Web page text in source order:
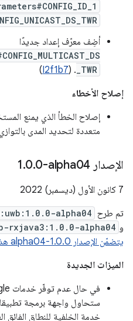
أضِف معرّف إعداد جديدًا
_TWR
. (
I2f1b7
)
إصلاح الأخطاء
إصلاح الخطأ الذي يمنع
متعددة لتحديد المدى بالتوازي
الإصدار ‎1 .0.0-alpha04
‫7 كانون الأول (ديسمبر) 2022
تم طرح alpha04
و rxjava3:1.0.0-alpha04
يتضمّن الإصدار 1.0.0-alpha04 هذه التعديلات.
الميزات الجديدة